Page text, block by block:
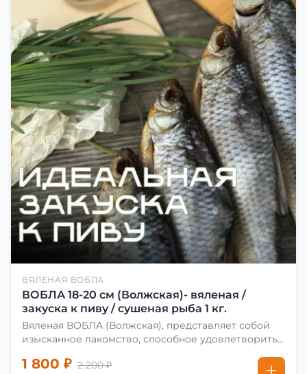
ВЯЛЕНАЯ ВОБЛА
ВОБЛА 18-20 см (Волжская)- вяленая /
закуска к пиву / сушеная рыба 1 кг.
Вяленая ВОБЛА (Волжская), представляет собой
изысканное лакомство, способное удовлетворить
сделать вяленую воблу, её сначала хорошо солят.
1 800 ₽ 2 200 ₽